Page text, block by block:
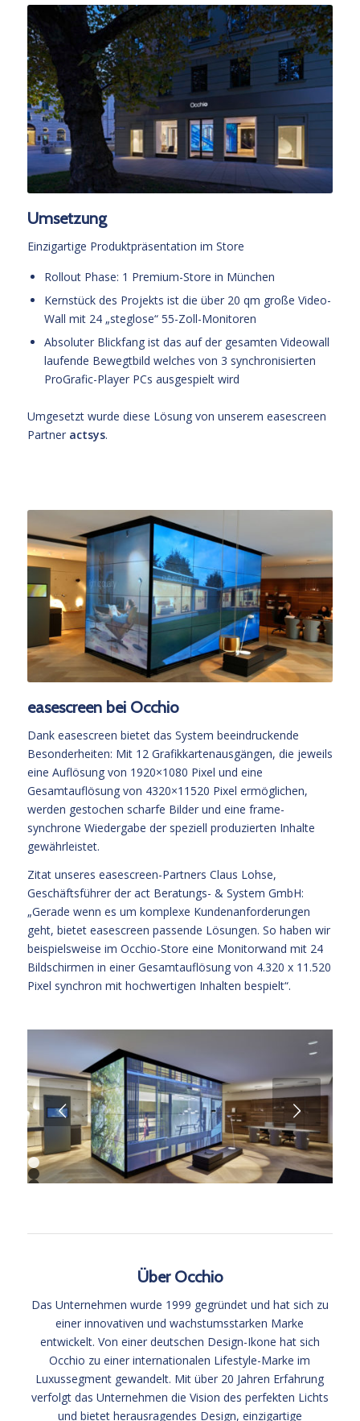
Umsetzung
Einzigartige Produktpräsentation im Store
Rollout Phase: 1 Premium-Store in München
Kernstück des Projekts ist die über 20 qm große Video-
Wall mit 24 „steglose“ 55-Zoll-Monitoren
Absoluter Blickfang ist das auf der gesamten Videowall
laufende Bewegtbild welches von 3 synchronisierten
ProGrafic-Player PCs ausgespielt wird
Umgesetzt wurde diese Lösung von unserem easescreen
Partner actsys.
easescreen bei Occhio
Dank easescreen bietet das System beeindruckende
Besonderheiten: Mit 12 Grafikkartenausgängen, die jeweils
eine Auflösung von 1920×1080 Pixel und eine
Gesamtauflösung von 4320×11520 Pixel ermöglichen,
werden gestochen scharfe Bilder und eine frame-
synchrone Wiedergabe der speziell produzierten Inhalte
gewährleistet.
Zitat unseres easescreen-Partners Claus Lohse,
Geschäftsführer der act Beratungs- & System GmbH:
„Gerade wenn es um komplexe Kundenanforderungen
geht, bietet easescreen passende Lösungen. So haben wir
beispielsweise im Occhio-Store eine Monitorwand mit 24
Bildschirmen in einer Gesamtauflösung von 4.320 x 11.520
Pixel synchron mit hochwertigen Inhalten bespielt“.
Weiter
1
2
Über Occhio
Das Unternehmen wurde 1999 gegründet und hat sich zu
einer innovativen und wachstumsstarken Marke
entwickelt. Von einer deutschen Design-Ikone hat sich
Occhio zu einer internationalen Lifestyle-Marke im
Luxussegment gewandelt. Mit über 20 Jahren Erfahrung
verfolgt das Unternehmen die Vision des perfekten Lichts
und bietet herausragendes Design, einzigartige